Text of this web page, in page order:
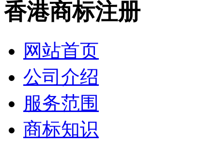
香港商标注册
网站首页
公司介绍
服务范围
商标知识